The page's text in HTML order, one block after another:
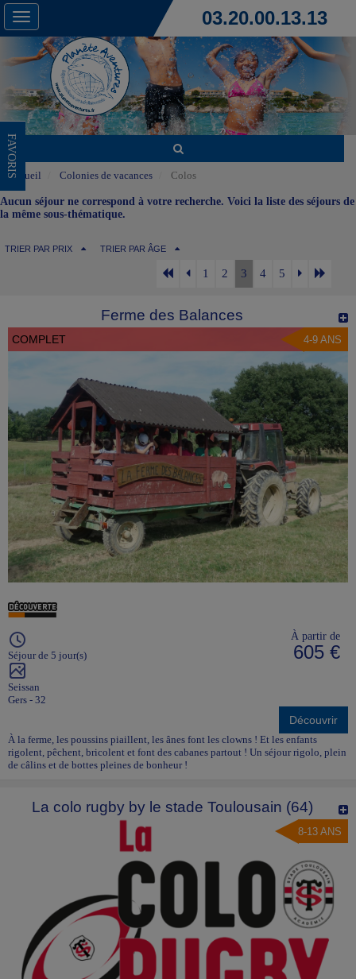
Toggle
navigation
03.20.00.13.13
FAVORIS
Accueil Colonies de vacances Colos
Aucun séjour ne correspond à votre recherche. Voici la liste des séjours de
la même sous-thématique.
TRIER PAR PRIX TRIER PAR ÂGE
1 2 3 4 5
Ferme des Balances
COMPLET 4-9 ANS
Séjour de 5 jour(s)
Seissan
Gers - 32
À partir de
605 €
Découvrir
À la ferme, les poussins piaillent, les ânes font les clowns ! Et les enfants
rigolent, pêchent, bricolent et font des cabanes partout ! Un séjour rigolo, plein
de câlins et de bottes pleines de bonheur !
La colo rugby by le stade Toulousain (64)
8-13 ANS